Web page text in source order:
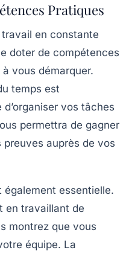
Pratiques
en constante
doter de compétences
vous démarquer.
temps est
vos tâches
permettra de gagner
auprès de vos
également essentielle.
en travaillant de
montrez que vous
équipe. La